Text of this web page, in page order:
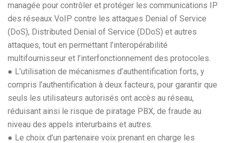
managée pour contrôler et protéger les communications IP
des réseaux VoIP contre les attaques Denial of Service
(DoS), Distributed Denial of Service (DDoS) et autres
attaques, tout en permettant l’interopérabilité
multifournisseur et l’interfonctionnement des protocoles.
● L’utilisation de mécanismes d’authentification forts, y
compris l’authentification à deux facteurs, pour garantir que
seuls les utilisateurs autorisés ont accès au réseau,
réduisant ainsi le risque de piratage PBX, de fraude au
niveau des appels interurbains et autres.
● Le choix d’un partenaire voix prenant en charge les